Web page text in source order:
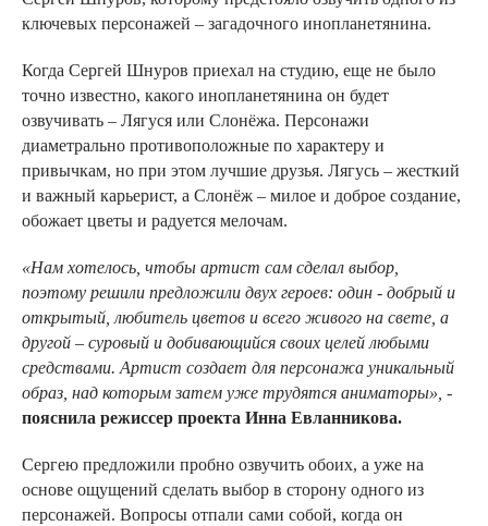
ключевых персонажей – загадочного инопланетянина.
Когда Сергей Шнуров приехал на студию, еще не было
точно известно, какого инопланетянина он будет
озвучивать – Лягуся или Слонёжа. Персонажи
диаметрально противоположные по характеру и
привычкам, но при этом лучшие друзья. Лягусь – жесткий
и важный карьерист, а Слонёж – милое и доброе создание,
обожает цветы и радуется мелочам.
«Нам хотелось, чтобы артист сам сделал выбор,
поэтому решили предложили двух героев: один - добрый и
открытый, любитель цветов и всего живого на свете, а
другой – суровый и добивающийся своих целей любыми
средствами. Артист создает для персонажа уникальный
образ, над которым затем уже трудятся аниматоры», -
пояснила режиссер проекта Инна Евланникова.
Сергею предложили пробно озвучить обоих, а уже на
основе ощущений сделать выбор в сторону одного из
персонажей. Вопросы отпали сами собой, когда он